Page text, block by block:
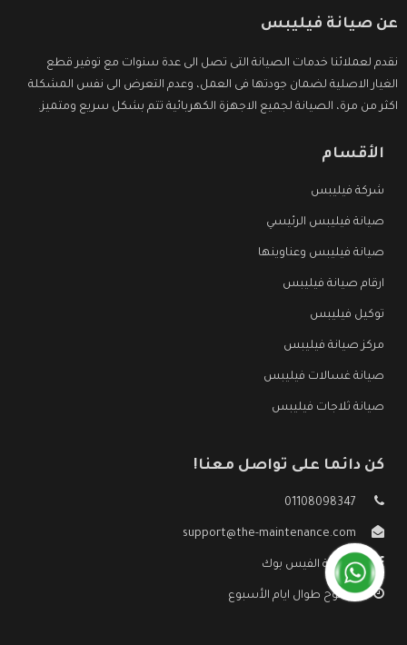
عن صيانة فيليبس
نقدم لعملائنا خدمات الصيانة التى تصل الى عدة سنوات مع توفير قطع
الغيار الاصلية لضمان جودتها فى العمل، وعدم التعرض الى نفس المشكلة
اكثر من مرة، الصيانة لجميع الاجهزة الكهربائية تتم بشكل سريع ومتميز.
الأقسام
شركة فيليبس
صيانة فيليبس الرئيسي
صيانة فيليبس وعناوينها
ارقام صيانة فيليبس
توكيل فيليبس
مركز صيانة فيليبس
صيانة غسالات فيليبس
صيانة ثلاجات فيليبس
كن دائما على تواصل معنا!
01108098347
support@the-maintenance.com
صفحة الفيس بوك
مفتوح طوال ايام الأسبوع